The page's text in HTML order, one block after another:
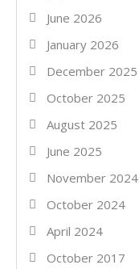
June 2026
January 2026
December 2025
October 2025
August 2025
June 2025
November 2024
October 2024
April 2024
October 2017